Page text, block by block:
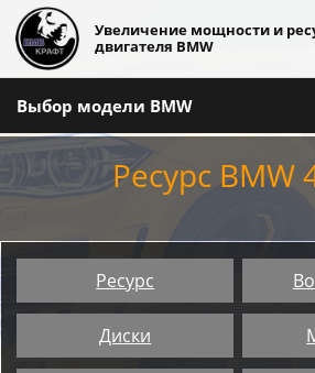
Увеличение мощности и
двигателя BMW
Выбор модели BMW
Ресурс BMW
Ресурс
Диски